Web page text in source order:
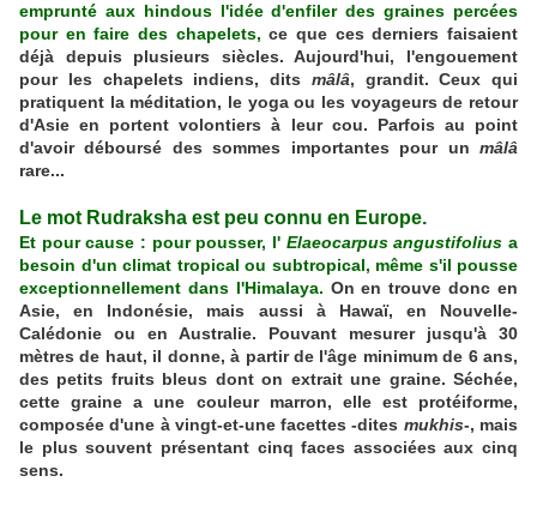
emprunté aux hindous l'idée d'enfiler des graines percées
pour en faire des chapelets, ce que ces derniers faisaient
déjà depuis plusieurs siècles. Aujourd'hui, l'engouement
pour les chapelets indiens, dits mâlâ, grandit. Ceux qui
pratiquent la méditation, le yoga ou les voyageurs de retour
d'Asie en portent volontiers à leur cou. Parfois au point
d'avoir déboursé des sommes importantes pour un mâlâ
rare...
Le mot Rudraksha est peu connu en Europe.
Et pour cause : pour pousser, l' Elaeocarpus angustifoliusa
besoin d'un climat tropical ou subtropical, même s'il pousse
exceptionnellement dans l'Himalaya. On en trouve donc en
Asie, en Indonésie, mais aussi à Hawaï, en Nouvelle-
Calédonie ou en Australie. Pouvant mesurer jusqu'à 30
mètres de haut, il donne, à partir de l'âge minimum de 6 ans,
des petits fruits bleus dont on extrait une graine. Séchée,
cette graine a une couleur marron, elle est protéiforme,
composée d'une à vingt-et-une facettes -dites mukhis-, mais
le plus souvent présentant cinq faces associées aux cinq
sens.